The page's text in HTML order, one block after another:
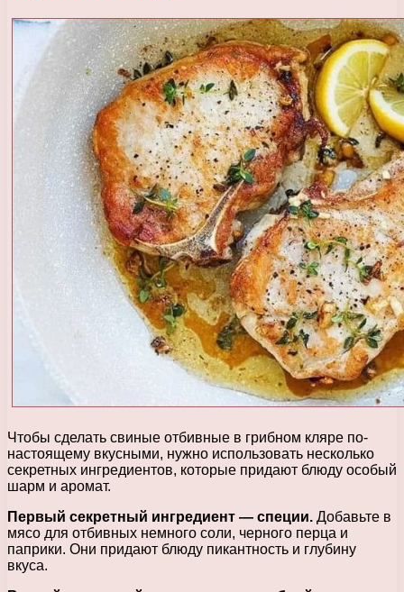
Чтобы сделать свиные отбивные в грибном кляре по-
настоящему вкусными, нужно использовать несколько
секретных ингредиентов, которые придают блюду особый
шарм и аромат.
Первый секретный ингредиент — специи. Добавьте в
мясо для отбивных немного соли, черного перца и
паприки. Они придают блюду пикантность и глубину
вкуса.